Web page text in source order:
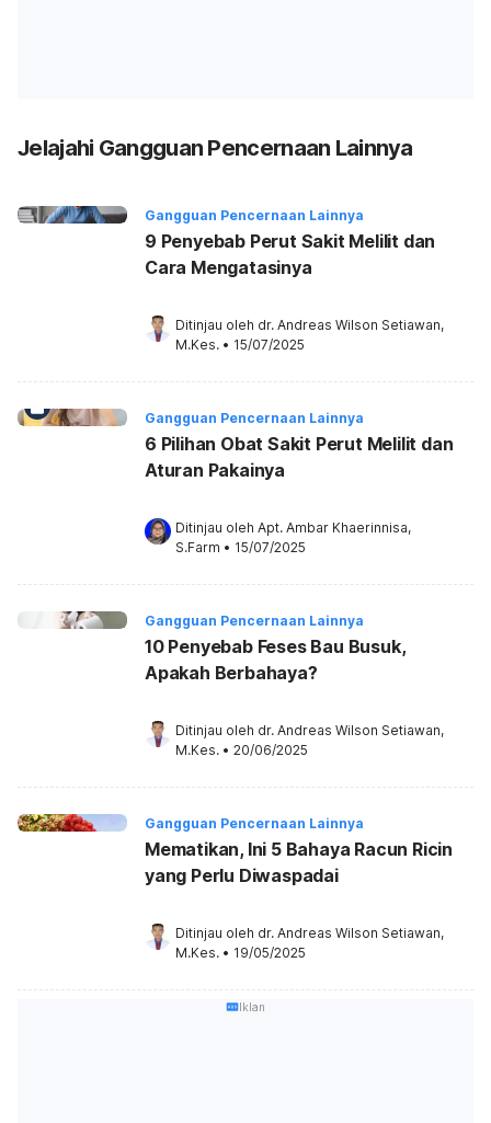
Jelajahi Gangguan Pencernaan Lainnya
Gangguan Pencernaan Lainnya
9 Penyebab Perut Sakit Melilit dan
Cara Mengatasinya
Ditinjau oleh dr. Andreas Wilson Setiawan,
M.Kes. • 15/07/2025
Gangguan Pencernaan Lainnya
6 Pilihan Obat Sakit Perut Melilit dan
Aturan Pakainya
Ditinjau oleh Apt. Ambar Khaerinnisa,
S.Farm • 15/07/2025
Gangguan Pencernaan Lainnya
10 Penyebab Feses Bau Busuk,
Apakah Berbahaya?
Ditinjau oleh dr. Andreas Wilson Setiawan,
M.Kes. • 20/06/2025
Gangguan Pencernaan Lainnya
Mematikan, Ini 5 Bahaya Racun Ricin
yang Perlu Diwaspadai
Ditinjau oleh dr. Andreas Wilson Setiawan,
M.Kes. • 19/05/2025
Iklan